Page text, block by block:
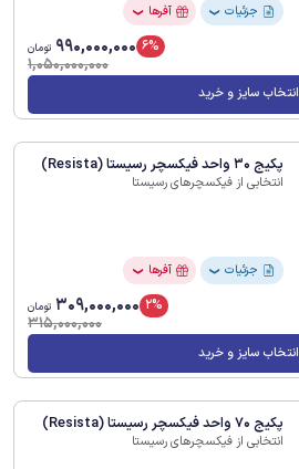
جزئیات ❯ آفرها ❯
6%
990,000,000 تومان
1,050,000,000
انتخاب سایز و خرید
پکیج 30 واحد فیکسچر رسیستا (Resista)
انتخابی از فیکسچرهای رسیستا
جزئیات ❯ آفرها ❯
2%
309,000,000 تومان
315,000,000
انتخاب سایز و خرید
پکیج 70 واحد فیکسچر رسیستا (Resista)
انتخابی از فیکسچرهای رسیستا